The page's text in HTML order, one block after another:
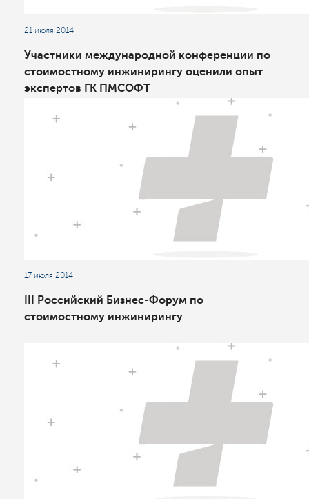
21 июля 2014
Участники международной конференции по
стоимостному инжинирингу оценили опыт
экспертов ГК ПМСОФТ
17 июля 2014
III Российский Бизнес-Форум по
стоимостному инжинирингу